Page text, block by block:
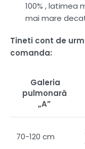
100% , latimea
mai mare
Tineti cont de
comanda:
Galeria
pulmonară
„A”
70-120 cm